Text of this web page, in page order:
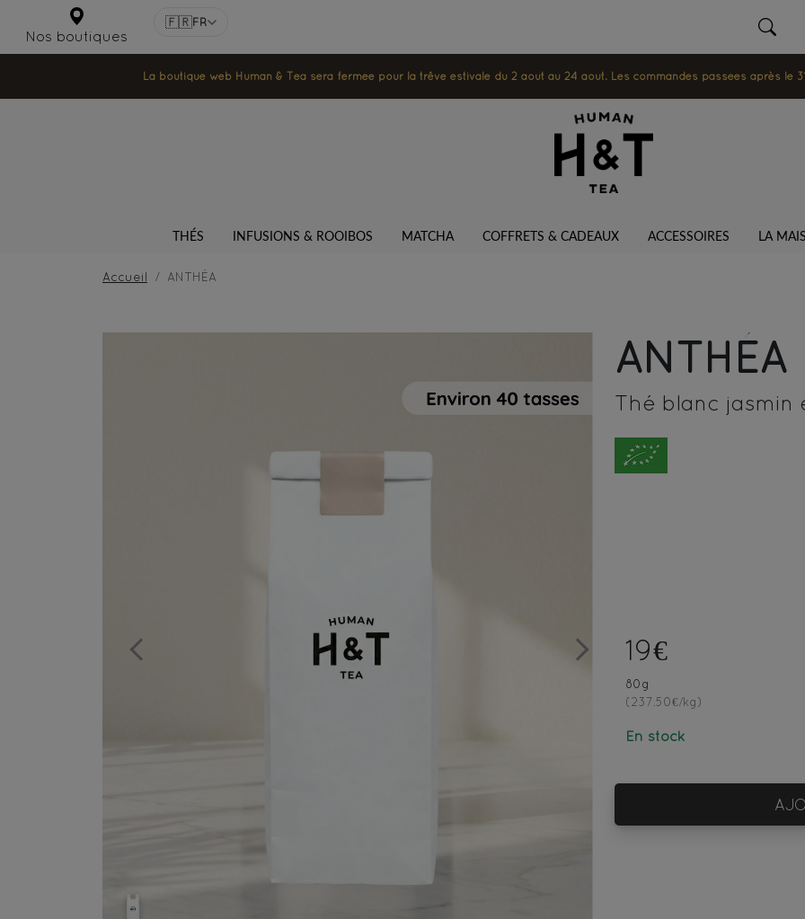
Nos boutiques
🇫🇷FR
La boutique web Human & Tea sera fermée pour la trêve estivale du 2 août au 24 août. Les commandes passées après le
THÉS INFUSIONS & ROOIBOS MATCHA COFFRETS & CADEAUX ACCESSOIRES LA
Accueil ANTHÉA
Previous Next
ANTHÉA
Thé blanc jasmin
19€
80g
(237.50€/kg)
En stock